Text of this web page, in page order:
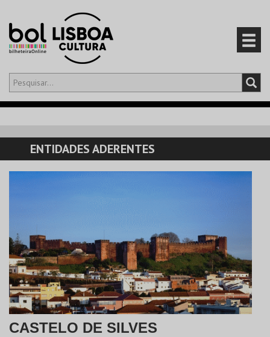
Olá,iniciar sessão
CARRINHO
EVENTOS
PRODUTOS
ENTIDADES ADERENTES
CASTELO DE SILVES